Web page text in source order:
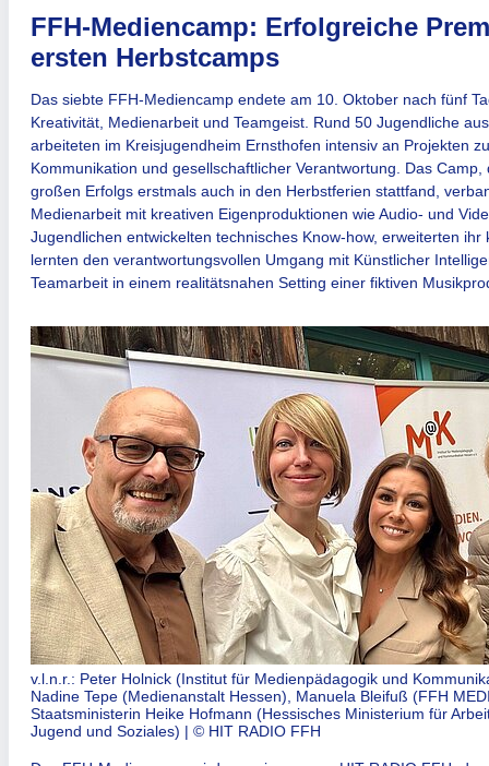
FFH-Mediencamp: Erfolgreiche
ersten Herbstcamps
Das siebte FFH-Mediencamp endete am 10. Oktober nach fünf
Kreativität, Medienarbeit und Teamgeist. Rund 50 Jugendliche
arbeiteten im Kreisjugendheim Ernsthofen intensiv an Projekten
Kommunikation und gesellschaftlicher Verantwortung. Das
großen Erfolgs erstmals auch in den Herbstferien stattfand,
Medienarbeit mit kreativen Eigenproduktionen wie Audio- und
Jugendlichen entwickelten technisches Know-how, erweiterten ihr
lernten den verantwortungsvollen Umgang mit Künstlicher
Teamarbeit in einem realitätsnahen Setting einer fiktiven
v.l.n.r.: Peter Holnick (Institut für Medienpädagogik und
Nadine Tepe (Medienanstalt Hessen), Manuela Bleifuß (FFH
Staatsministerin Heike Hofmann (Hessisches Ministerium für
Jugend und Soziales) | © HIT RADIO FFH